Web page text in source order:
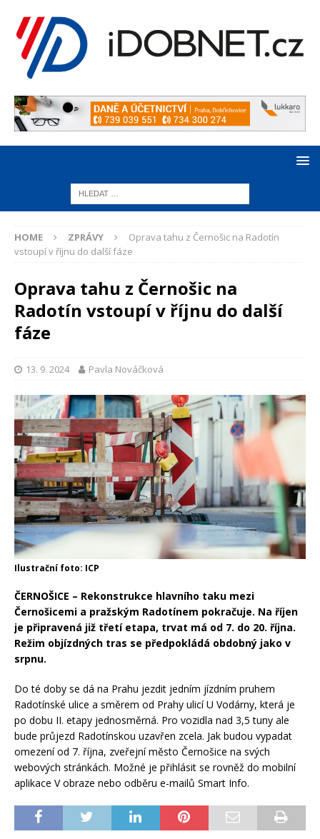
HOME ZPRÁVY
Oprava tahu z Černošic na Radotín
vstoupí v říjnu do další fáze
Oprava tahu z Černošic na
Radotín vstoupí v říjnu do další
fáze
13. 9. 2024 Pavla Nováčková
Ilustrační foto: ICP
ČERNOŠICE – Rekonstrukce hlavního taku mezi
Černošicemi a pražským Radotínem pokračuje. Na říjen
je připravená již třetí etapa, trvat má od 7. do 20. října.
Režim objízdných tras se předpokládá obdobný jako v
srpnu.
Do té doby se dá na Prahu jezdit jedním jízdním pruhem
Radotínské ulice a směrem od Prahy ulicí U Vodárny, která je
po dobu II. etapy jednosměrná. Pro vozidla nad 3,5 tuny ale
bude průjezd Radotínskou uzavřen zcela. Jak budou vypadat
omezení od 7. října, zveřejní město Černošice na svých
webových stránkách. Možné je přihlásit se rovněž do mobilní
aplikace V obraze nebo odběru e-mailů Smart Info.